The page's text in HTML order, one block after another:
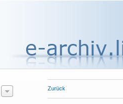
Zurück